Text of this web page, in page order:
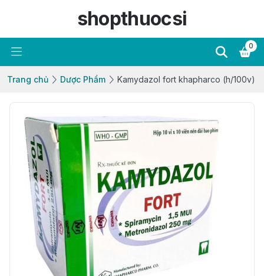
shopthuocsi
0
Trang chủ Dược Phẩm Kamydazol fort khapharco (h/100v)